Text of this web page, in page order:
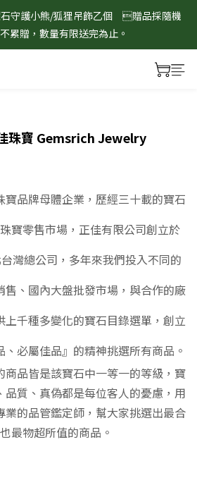
折起 記得將商品加入購物車查看最終折
扣金額！
守護小熊/狐狸吊飾乙個　贈品採隨機
累贈，數量有限送完為止。
折起 記得將商品加入購物車查看最終折
珠寶 Gemsrich Jewelry
寶品牌母體企業，歷經三十載的寶石
寶零售市場，正佳有限公司創立於
灣總公司，多年來我們投入不同的
售、國內大盤批發市場，與合作的廠
上千種多變化的寶石目錄選單，創立
必屬佳品』的精神挑選所有商品。
商品皆是該寶石中一等一的等級，寶
質、真偽都是每位客人的憂慮，用
業的品管鑑定師，幫大家挑選出最合
最物超所值的商品。